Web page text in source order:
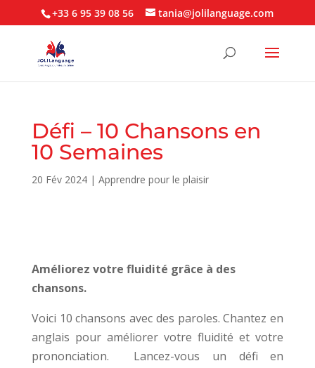
+33 6 95 39 08 56 tania@jolilanguage.com
Défi – 10 Chansons en
10 Semaines
20 Fév 2024| Apprendre pour le plaisir
Améliorez votre fluidité grâce à des
chansons.
Voici 10 chansons avec des paroles. Chantez en
anglais pour améliorer votre fluidité et votre
prononciation. Lancez-vous un défi en